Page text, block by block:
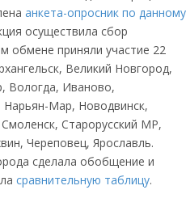
анкета-опросник по данному
осуществила сбор
приняли участие 22
Великий Новгород,
Вологда, Иваново,
Мар, Новодвинск,
Старорусский МР,
Череповец, Ярославль.
сделала обобщение и
сравнительную таблицу.